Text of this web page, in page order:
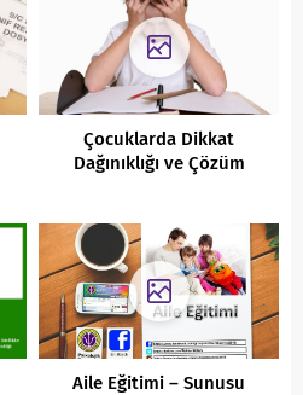
Çocuklarda Dikkat
Dağınıklığı ve Çözüm
Aile Eğitimi – Sunusu